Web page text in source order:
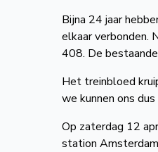
Bijna 24 jaar
elkaar verbonden.
408. De
Het treinbloed
we kunnen ons
Op zaterdag 12
station